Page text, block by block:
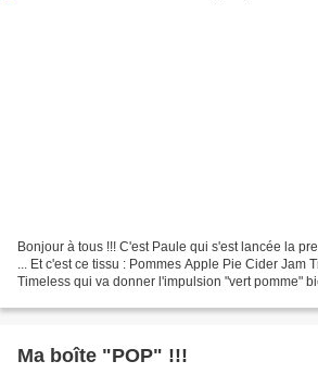
Bonjour à tous !!! C'est Paule qui s'est lancée la
... Et c'est ce tissu : Pommes Apple Pie Cider Jam
Timeless qui va donner l'impulsion "vert pomme"
Ma boîte "POP" !!!